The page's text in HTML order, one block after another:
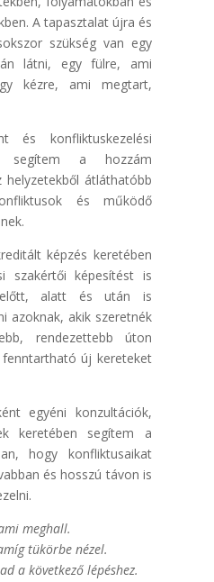
A tapasztalat újra és
szükség van egy
látni, egy fülre, ami
kézre, ami megtart,
és konfliktuskezelési
segítem a hozzám
átláthatóbb
és működő
képzés keretében
szakértői képesítést is
alatt és után is
azoknak, akik szeretnék
rendezettebb úton
új kereteket
egyéni konzultációk,
keretében segítem a
hogy konfliktusaikat
és hosszú távon is
meghall.
tükörbe nézel.
a következő lépéshez.